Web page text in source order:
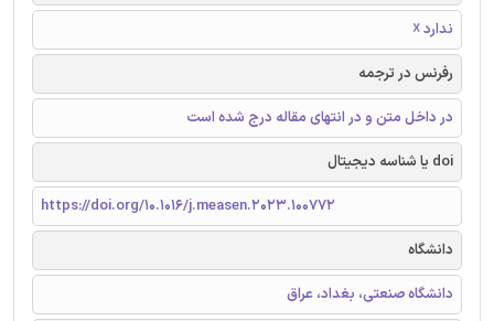
ندارد ☓
رفرنس در ترجمه
در داخل متن و در انتهای مقاله درج شده است
doi یا شناسه دیجیتال
https://doi.org/10.1016/j.measen.2023.100772
دانشگاه
دانشگاه صنعتی، بغداد، عراق